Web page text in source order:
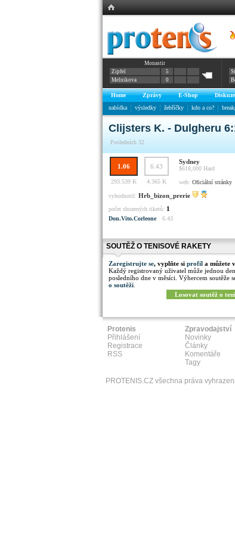
Monastir
Zipfel
5
Melnikova
0
Home Zprávy E-Shop Diskuze
nabídka
výsledky žebříčky kdo a co?
Clijsters K. - Dulgheru
Posledních 32
1.06 6.43
Sydney
$618,000 Hard
293.539 K
4.365 K web: Oficiální stránky
vyhodnotil: Hrb_bizon_prerie
počet shozených tiketů: 1
Don.Vito.Corleone 6.43
SOUTĚŽ O TENISOVÉ RAKETY
Zaregistrujte se, vyplňte si profil a můžete
Každý registrovaný uživatel může jednou
posledního dne v měsíci. Výhercem soutěže
o soutěži
Losovat soutěž o
Protenis
Přihlášení
Registrace
RSS
Zpravodajství
Novinky
Články
Komentáře
Tagy
PROTENIS.CZ všechna práva